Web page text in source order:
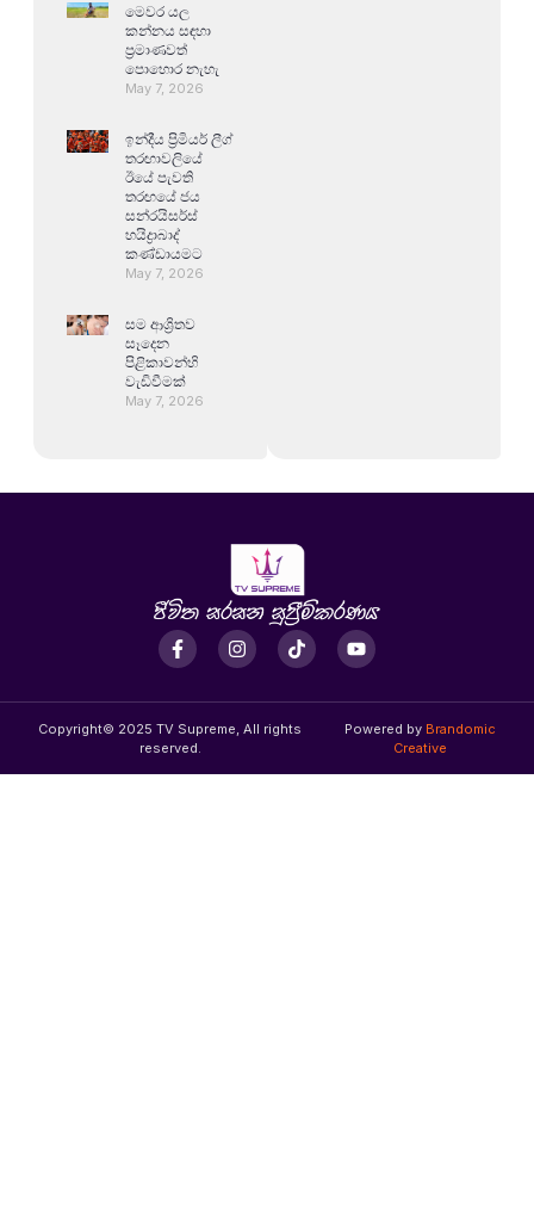
මෙවර යල
කන්නය සඳහා
ප්‍රමාණවත්
පොහොර නැහැ
May 7, 2026
ඉන්දීය ප්‍රිමියර් ලීග්
තරඟාවලියේ
ඊයේ පැවති
තරඟයේ ජය
සන්රයිසර්ස්
හයිද්‍රාබාද්
කණ්ඩායමට
May 7, 2026
සම ආශ්‍රිතව
සෑදෙන
පිළිකාවන්හි
වැඩිවීමක්
May 7, 2026
Copyright© 2025 TV Supreme, All rights
reserved.
Powered by Brandomic
Creative